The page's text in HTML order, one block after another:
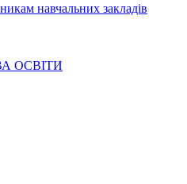
навчальних закладів
ОСВІТИ